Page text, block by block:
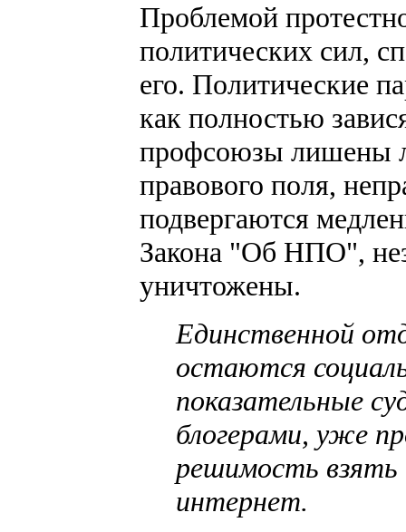
Проблемой
политических сил,
его. Политические
как полностью
профсоюзы лишены
правового поля,
подвергаются
Закона "Об НПО",
уничтожены.
Единственной
остаются
показательные
блогерами, уже
решимость
интернет.